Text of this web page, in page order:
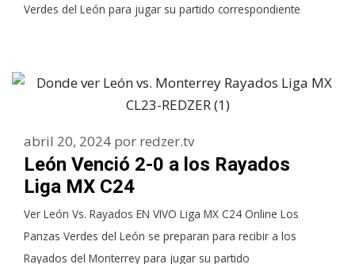
Verdes del León para jugar su partido correspondiente
León Venció 2-0 a los Rayados
Liga MX C24
abril 20, 2024 por redzer.tv
Ver León Vs. Rayados EN VIVO Liga MX C24 Online Los
Panzas Verdes del León se preparan para recibir a los
Rayados del Monterrey para jugar su partido